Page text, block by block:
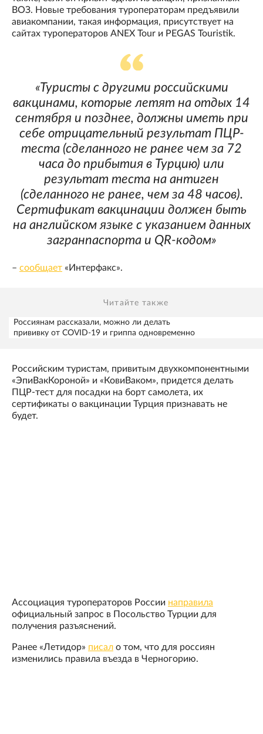
ВОЗ. Новые требования туроператорам предъявили
авиакомпании, такая информация, присутствует на
сайтах туроператоров ANEX Tour и PEGAS Touristik.
«Туристы с другими российскими
вакцинами, которые летят на отдых 14
сентября и позднее, должны иметь при
себе отрицательный результат ПЦР-
теста (сделанного не ранее чем за 72
часа до прибытия в Турцию) или
результат теста на антиген
(сделанного не ранее, чем за 48 часов).
Сертификат вакцинации должен быть
на английском языке с указанием данных
загранпаспорта и QR-кодом»
– сообщает «Интерфакс».
Читайте также
Россиянам рассказали, можно ли делать
прививку от COVID-19 и гриппа одновременно
Российским туристам, привитым двухкомпонентными
«ЭпиВакКороной» и «КовиВаком», придется делать
ПЦР-тест для посадки на борт самолета, их
сертификаты о вакцинации Турция признавать не
будет.
Ассоциация туроператоров России направила
официальный запрос в Посольство Турции для
получения разъяснений.
Ранее «Летидор» писал о том, что для россиян
изменились правила въезда в Черногорию.